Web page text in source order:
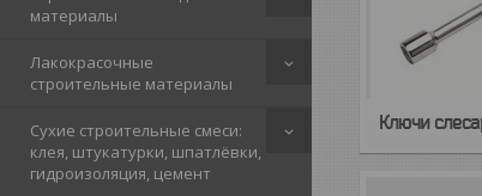
материалы
Лакокрасочные
строительные материалы
Сухие строительные смеси:
клея, штукатурки, шпатлёвки,
гидроизоляция, цемент
Ключи